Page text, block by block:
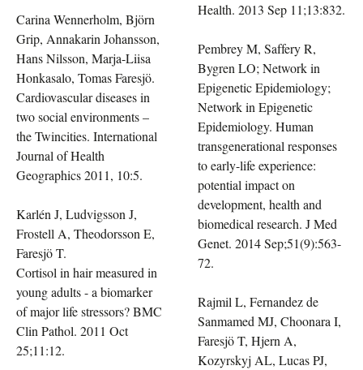
Carina Wennerholm, Björn
Grip, Annakarin Johansson,
Hans Nilsson, Marja-Liisa
Honkasalo, Tomas Faresjö.
Cardiovascular diseases in
two social environments –
the Twincities. International
Journal of Health
Geographics 2011, 10:5.
Karlén J, Ludvigsson J,
Frostell A, Theodorsson E,
Faresjö T.
Cortisol in hair measured in
young adults - a biomarker
of major life stressors? BMC
Clin Pathol. 2011 Oct
25;11:12.
Health. 2013 Sep 11;13:832.
Pembrey M, Saffery R,
Bygren LO; Network in
Epigenetic Epidemiology;
Network in Epigenetic
Epidemiology. Human
transgenerational responses
to early-life experience:
potential impact on
development, health and
biomedical research. J Med
Genet. 2014 Sep;51(9):563-
72.
Rajmil L, Fernandez de
Sanmamed MJ, Choonara I,
Faresjö T, Hjern A,
Kozyrskyj AL, Lucas PJ,